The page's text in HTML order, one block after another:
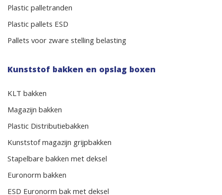
Plastic palletranden
Plastic pallets ESD
Pallets voor zware stelling belasting
Kunststof bakken en opslag boxen
KLT bakken
Magazijn bakken
Plastic Distributiebakken
Kunststof magazijn grijpbakken
Stapelbare bakken met deksel
Euronorm bakken